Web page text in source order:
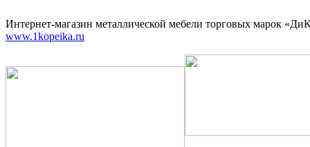
Интернет-магазин металлической мебели торговых марок
www.1kopeika.ru